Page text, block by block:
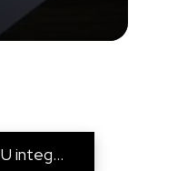
integ...